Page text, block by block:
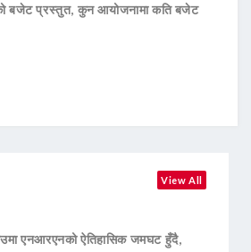
बजेट प्रस्तुत, कुन आयोजनामा कति बजेट
View All
एनआरएनको ऐतिहासिक जमघट हुँदै,